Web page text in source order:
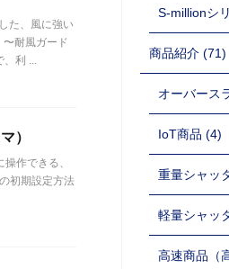
た、風に強い
耐風ガード
利 ...
）
作できる、
初期設定方法
S-millionシ
商品紹介 (71)
オーバース
IoT商品 (4)
重量シャッ
軽量シャッ
高速商品（